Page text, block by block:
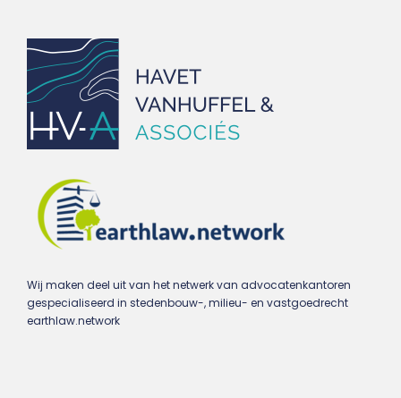
Wij maken deel uit van het netwerk van advocatenkantoren
gespecialiseerd in stedenbouw-, milieu- en vastgoedrecht
earthlaw.network